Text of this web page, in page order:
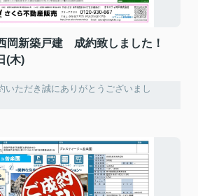
岡新築戸建 成約致しました！
(木)
いただき誠にありがとうございまし